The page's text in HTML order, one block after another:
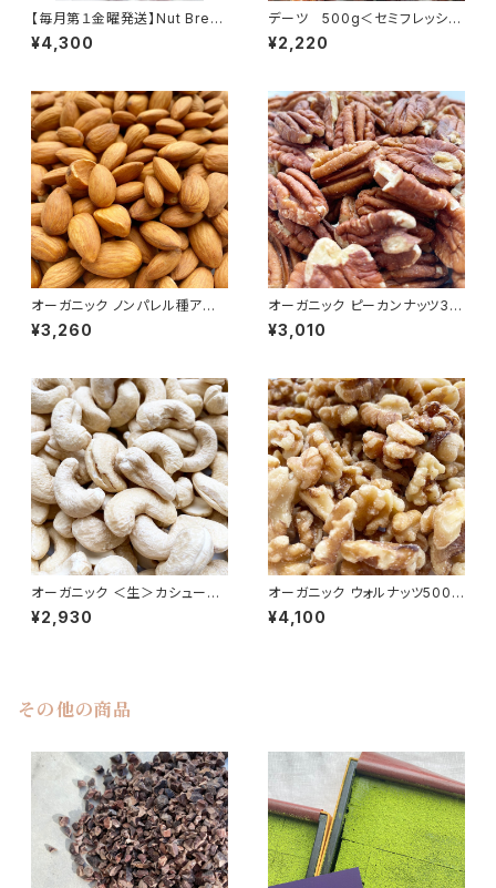
【毎月第１金曜発送】Nut Break
「さんじのたね」（ナッツ＆カカ
オ）14袋入り
¥4,300
デーツ 500g＜セミフレッシュ
/種あり＞／ Dries dates
¥2,220
オーガニック ノンパレル種アー
モンド 500g＜生＞／Organic
Almond （Raw）
¥3,260
オーガニック ピーカンナッツ30
0g ＜生＞／Organic Shelle
d Raw Pecans
¥3,010
オーガニック ＜生＞カシューナ
ッツ500g ／Organic Cashe
w Raw Nuts
¥2,930
オーガニック ウォルナッツ500g
＜生＞／Organic Walnut（Ra
w）
¥4,100
その他の商品